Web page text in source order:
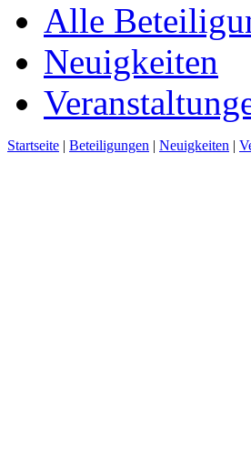
Alle
Neuigkeiten
Startseite | Beteiligungen | Neuigkeiten |